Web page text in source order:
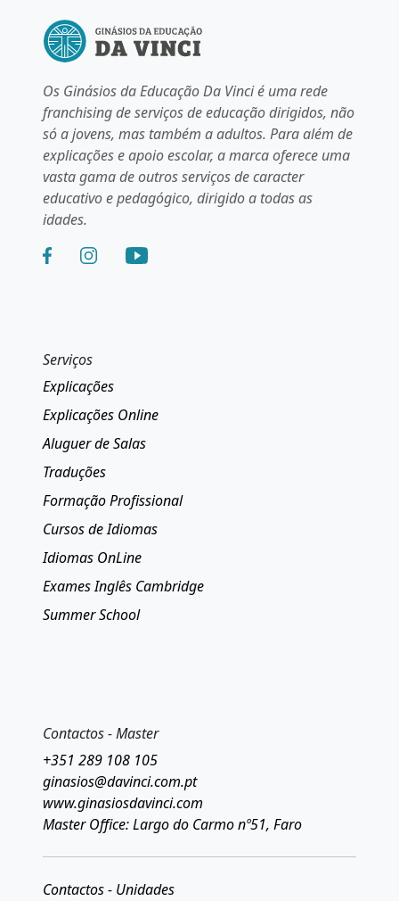
Os Ginásios da Educação Da Vinci é uma rede
franchising de serviços de educação dirigidos, não
só a jovens, mas também a adultos. Para além de
explicações e apoio escolar, a marca oferece uma
vasta gama de outros serviços de caracter
educativo e pedagógico, dirigido a todas as
idades.
Serviços
Explicações
Explicações Online
Aluguer de Salas
Traduções
Formação Profissional
Cursos de Idiomas
Idiomas OnLine
Exames Inglês Cambridge
Summer School
Contactos - Master
+351 289 108 105
ginasios@davinci.com.pt
www.ginasiosdavinci.com
Master Office: Largo do Carmo nº51, Faro
Contactos - Unidades